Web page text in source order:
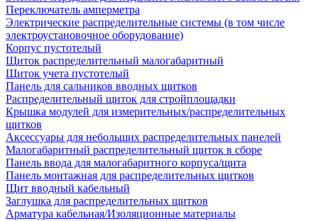
Переключатель амперметра
Электрические распределительные системы (в том числе
электроустановочное оборудование)
Корпус пустотелый
Щиток распределительный малогабаритный
Щиток учета пустотелый
Панель для сальников вводных щитков
Распределительный щиток для стройплощадки
Крышка модулей для измерительных/распределительных
щитков
Аксессуары для небольших распределительных панелей
Малогабаритный распределительный щиток в сборе
Панель ввода для малогабаритного корпуса/щита
Панель монтажная для распределительных щитков
Щит вводный кабельный
Заглушка для распределительных щитков
Арматура кабельная/Изоляционные материалы